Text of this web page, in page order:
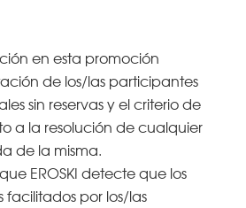
en esta promoción
de los/las participantes
sin reservas y el criterio de
a la resolución de cualquier
de la misma.
EROSKI detecte que los
facilitados por los/las